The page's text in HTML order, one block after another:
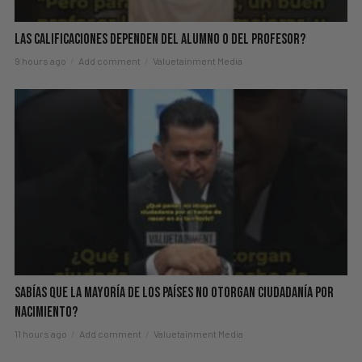
Las Calificaciones Dependen del Alumno o del Profesor?
9 hours ago Add comment Valuetainment Media
Sabías Que La Mayoría de los Países NO Otorgan Ciudadanía por
Nacimiento?
11 hours ago Add comment Valuetainment Media